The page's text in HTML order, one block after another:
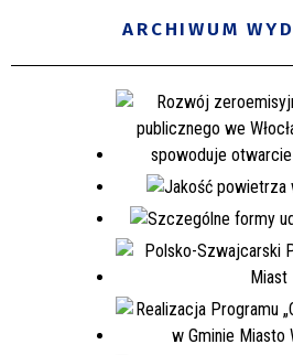
ARCHIWUM